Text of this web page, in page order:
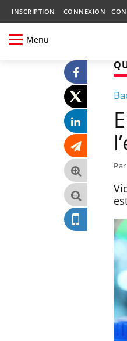
INSCRIPTION CONNEXION
Menu
Par